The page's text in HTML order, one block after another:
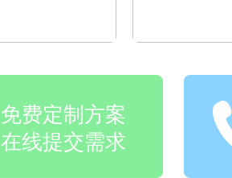
免费定制方案
在线提交需求